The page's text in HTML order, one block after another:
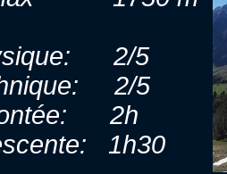
2/5
2/5
2h
1h30